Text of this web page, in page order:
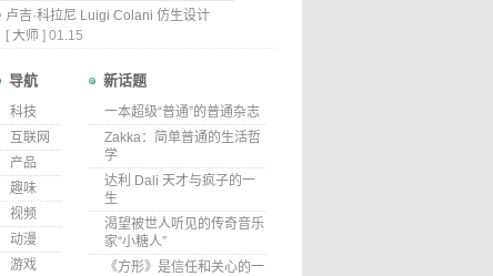
卢吉·科拉尼 Luigi Colani 仿生设计
[ 大师 ] 01.15
导航
科技
互联网
产品
趣味
视频
动漫
游戏
新话题
一本超级“普通”的普通杂志
Zakka：简单普通的生活哲
学
达利 Dali 天才与疯子的一
生
渴望被世人听见的传奇音乐
家“小糖人”
《方形》是信任和关心的一